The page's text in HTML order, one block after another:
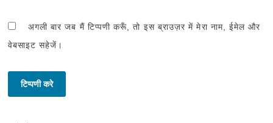
अगली बार जब मैं टिप्पणी करूँ, तो इस ब्राउज़र में मेरा नाम, ईमेल और
वेबसाइट सहेजें।